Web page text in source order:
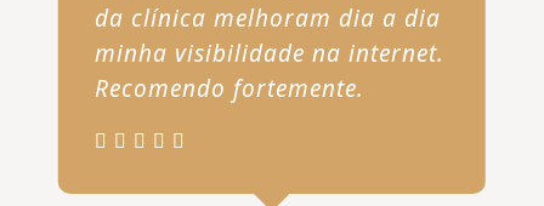
da clínica melhoram dia a dia
minha visibilidade na internet.
Recomendo fortemente.